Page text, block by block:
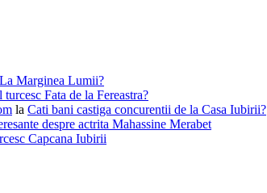
Marginea Lumii?
Fata de la Fereastra?
la Cati bani castiga concurentii de la Casa Iubirii?
despre actrita Mahassine Merabet
Capcana Iubirii